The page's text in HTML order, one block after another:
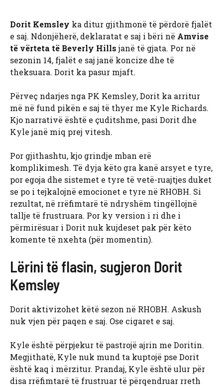
Dorit Kemsley ka ditur gjithmonë të përdorë fjalët
e saj. Ndonjëherë, deklaratat e saj i bëri në Amvise
të vërteta të Beverly Hillsjanë të gjata. Por në
sezonin 14, fjalët e saj janë koncize dhe të
theksuara. Dorit ka pasur mjaft.
Përveç ndarjes nga PK Kemsley, Dorit ka arritur
më në fund pikën e saj të thyer me Kyle Richards.
Kjo narrativë është e çuditshme, pasi Dorit dhe
Kyle janë miq prej vitesh.
Por gjithashtu, kjo grindje mban erë
komplikimesh. Të dyja këto gra kanë arsyet e tyre,
por egoja dhe sistemet e tyre të vetë-ruajtjes duket
se po i tejkalojnë emocionet e tyre në RHOBH. Si
rezultat, në rrëfimtarë të ndryshëm tingëllojnë
tallje të frustruara. Por ky version i ri dhe i
përmirësuar i Dorit nuk kujdeset pak për këto
komente të nxehta (për momentin).
Lërini të flasin, sugjeron Dorit
Kemsley
Dorit aktivizohet këtë sezon në RHOBH. Askush
nuk vjen për paqen e saj. Ose cigaret e saj.
Kyle është përpjekur të pastrojë ajrin me Doritin.
Megjithatë, Kyle nuk mund ta kuptojë pse Dorit
është kaq i mërzitur. Prandaj, Kyle është ulur për
disa rrëfimtarë të frustruar të përqendruar rreth